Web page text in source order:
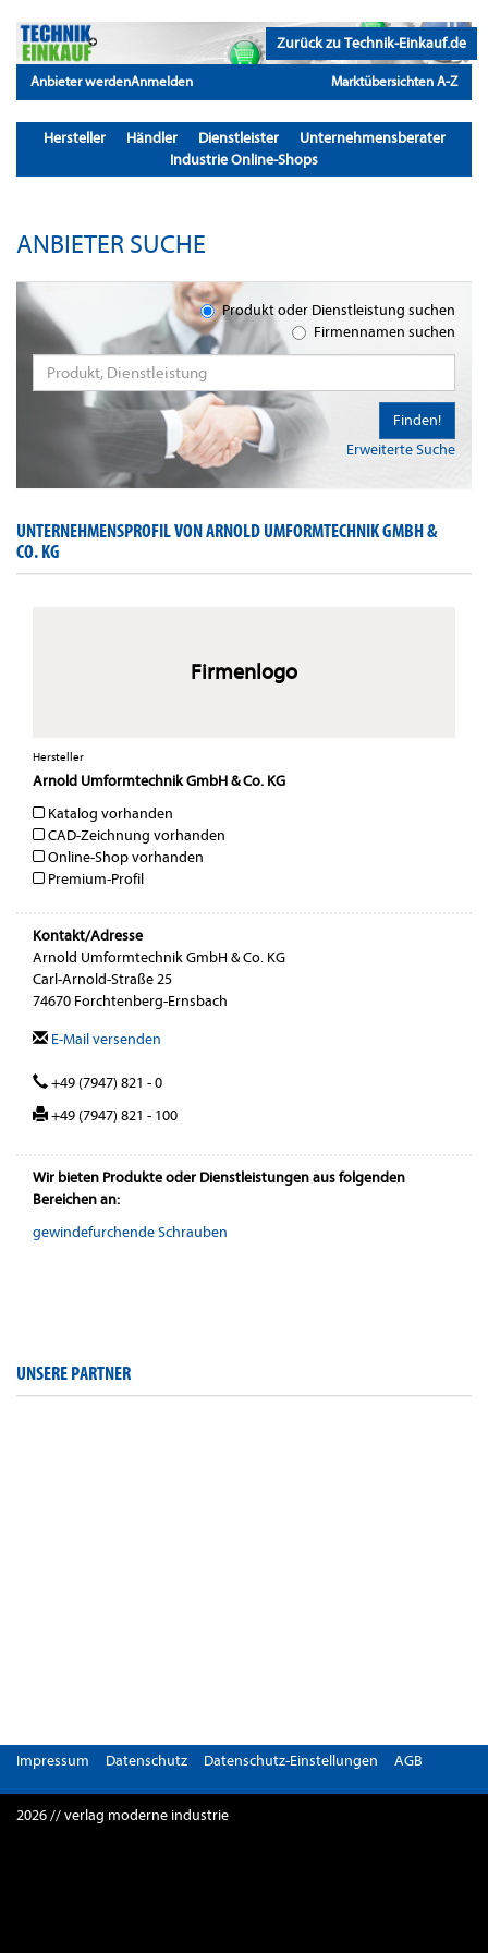
Zurück zu Technik-Einkauf.de
Anbieter werdenAnmelden Marktübersichten A-Z
Hersteller Händler Dienstleister
Unternehmensberater
Industrie Online-Shops
ANBIETER SUCHE
Produkt oder Dienstleistung suchen
Firmennamen suchen
Erweiterte Suche
Finden!
UNTERNEHMENSPROFIL VON ARNOLD UMFORMTECHNIK GMBH &
CO. KG
Firmenlogo
Hersteller
Arnold Umformtechnik GmbH & Co. KG
Katalog vorhanden
CAD-Zeichnung vorhanden
Online-Shop vorhanden
Premium-Profil
Kontakt/Adresse
Arnold Umformtechnik GmbH & Co. KG
Carl-Arnold-Straße 25
74670 Forchtenberg-Ernsbach
E-Mail versenden
+49 (7947) 821 - 0
+49 (7947) 821 - 100
Wir bieten Produkte oder Dienstleistungen aus folgenden
Bereichen an:
gewindefurchende Schrauben
UNSERE PARTNER
Impressum Datenschutz Datenschutz-Einstellungen AGB
2026 // verlag moderne industrie